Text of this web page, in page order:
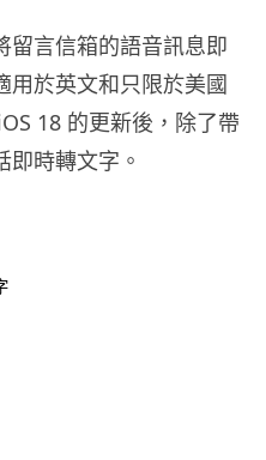
留言信箱的語音訊息即
用於英文和只限於美國
18 的更新後，除了帶
時轉文字。